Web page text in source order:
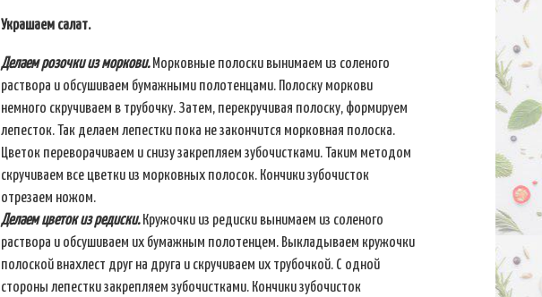
Украшаем салат.
Делаем розочки из моркови.Морковные полоски вынимаем из соленого
раствора и обсушиваем бумажными полотенцами. Полоску моркови
немного скручиваем в трубочку. Затем, перекручивая полоску, формируем
лепесток. Так делаем лепестки пока не закончится морковная полоска.
Цветок переворачиваем и снизу закрепляем зубочистками. Таким методом
скручиваем все цветки из морковных полосок. Кончики зубочисток
отрезаем ножом.
Делаем цветок из редиски.Кружочки из редиски вынимаем из соленого
раствора и обсушиваем их бумажным полотенцем. Выкладываем кружочки
полоской внахлест друг на друга и скручиваем их трубочкой. С одной
стороны лепестки закрепляем зубочистками. Кончики зубочисток